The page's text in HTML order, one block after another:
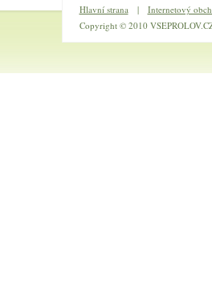
Hlavní strana | Internetový
Copyright © 2010